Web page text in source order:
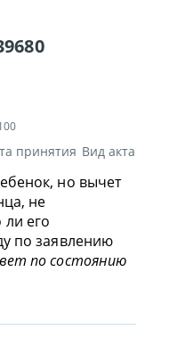
принятия Вид акта
но вычет
не
его
по заявлению
по состоянию